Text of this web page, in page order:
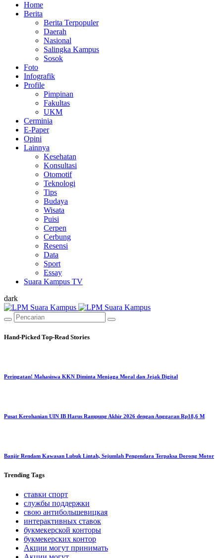
Home
Berita
Berita Terpopuler
Daerah
Nasional
Salingka Kampus
Sosok
Foto
Infografik
Profile
Pimpinan
Fakultas
UKM
Cerminia
E-Paper
Opini
Lainnya
Kesehatan
Konsultasi
Otomotif
Teknologi
Tips
Budaya
Wisata
Puisi
Cerpen
Cerbung
Resensi
Data
Sport
Essay
Suara Kampus TV
dark
Hand-Picked Top-Read Stories
Peringatan! Mahasiswa KKN Diminta Menjaga Moral dan Jejak Digital
Pusat Kerohanian UIN IB Harus Rampung Akhir 2026 dengan Anggaran Rp18,6 M
Banjir Rendam Kawasan Lubuk Lintah, Sejumlah Pengendara Terpaksa Dorong Motor
Trending Tags
ставки спорт
службы поддержки
свою антибольшевицкая
интерактивных ставок
букмекерской конторы
букмекерских контор
Акции могут принимать